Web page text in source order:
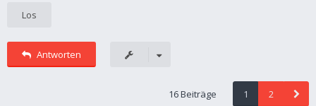
Antworten
16 Beiträge 1 2